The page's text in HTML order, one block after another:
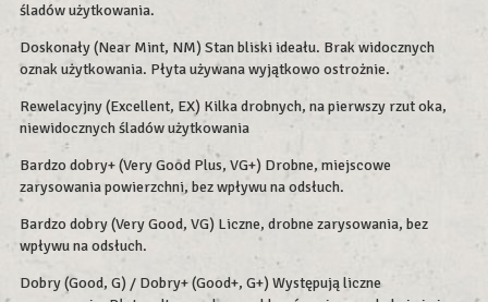
śladów użytkowania.
Doskonały (Near Mint, NM) Stan bliski ideału. Brak widocznych
oznak użytkowania. Płyta używana wyjątkowo ostrożnie.
Rewelacyjny (Excellent, EX) Kilka drobnych, na pierwszy rzut oka,
niewidocznych śladów użytkowania
Bardzo dobry+ (Very Good Plus, VG+) Drobne, miejscowe
zarysowania powierzchni, bez wpływu na odsłuch.
Bardzo dobry (Very Good, VG) Liczne, drobne zarysowania, bez
wpływu na odsłuch.
Dobry (Good, G) / Dobry+ (Good+, G+) Występują liczne